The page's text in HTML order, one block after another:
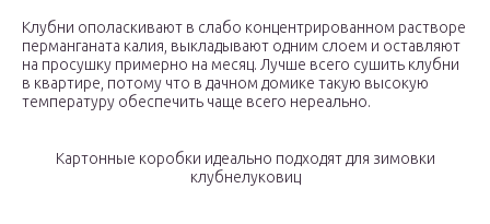
Клубни ополаскивают в слабо концентрированном растворе
перманганата калия, выкладывают одним слоем и оставляют
на просушку примерно на месяц. Лучше всего сушить клубни
в квартире, потому что в дачном домике такую высокую
температуру обеспечить чаще всего нереально.
Картонные коробки идеально подходят для зимовки
клубнелуковиц